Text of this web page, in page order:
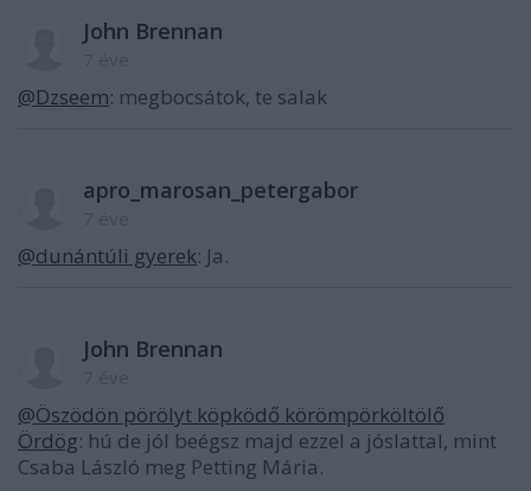
John Brennan
@Dzseem: megbocsátok, te salak
apro_marosan_petergabor
@dunántúli gyerek: Ja.
John Brennan
@Öszödön pörölyt köpködő körömpörköltölő
Ördög: hú de jól beégsz majd ezzel a jóslattal, mint
Csaba László meg Petting Mária.